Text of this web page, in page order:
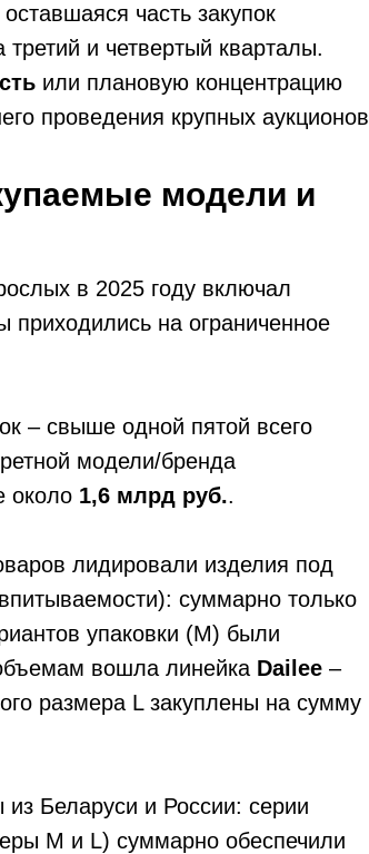
часть закупок
и четвертый кварталы.
или плановую концентрацию
проведения крупных аукционов
модели и
в 2025 году включал
на ограниченное
– свыше одной пятой всего
модели/бренда
около 1,6 млрд руб..
лидировали изделия под
суммарно только
упаковки (M) были
вошла линейка Dailee –
размера L закуплены на сумму
Беларуси и России: серии
M и L) суммарно обеспечили